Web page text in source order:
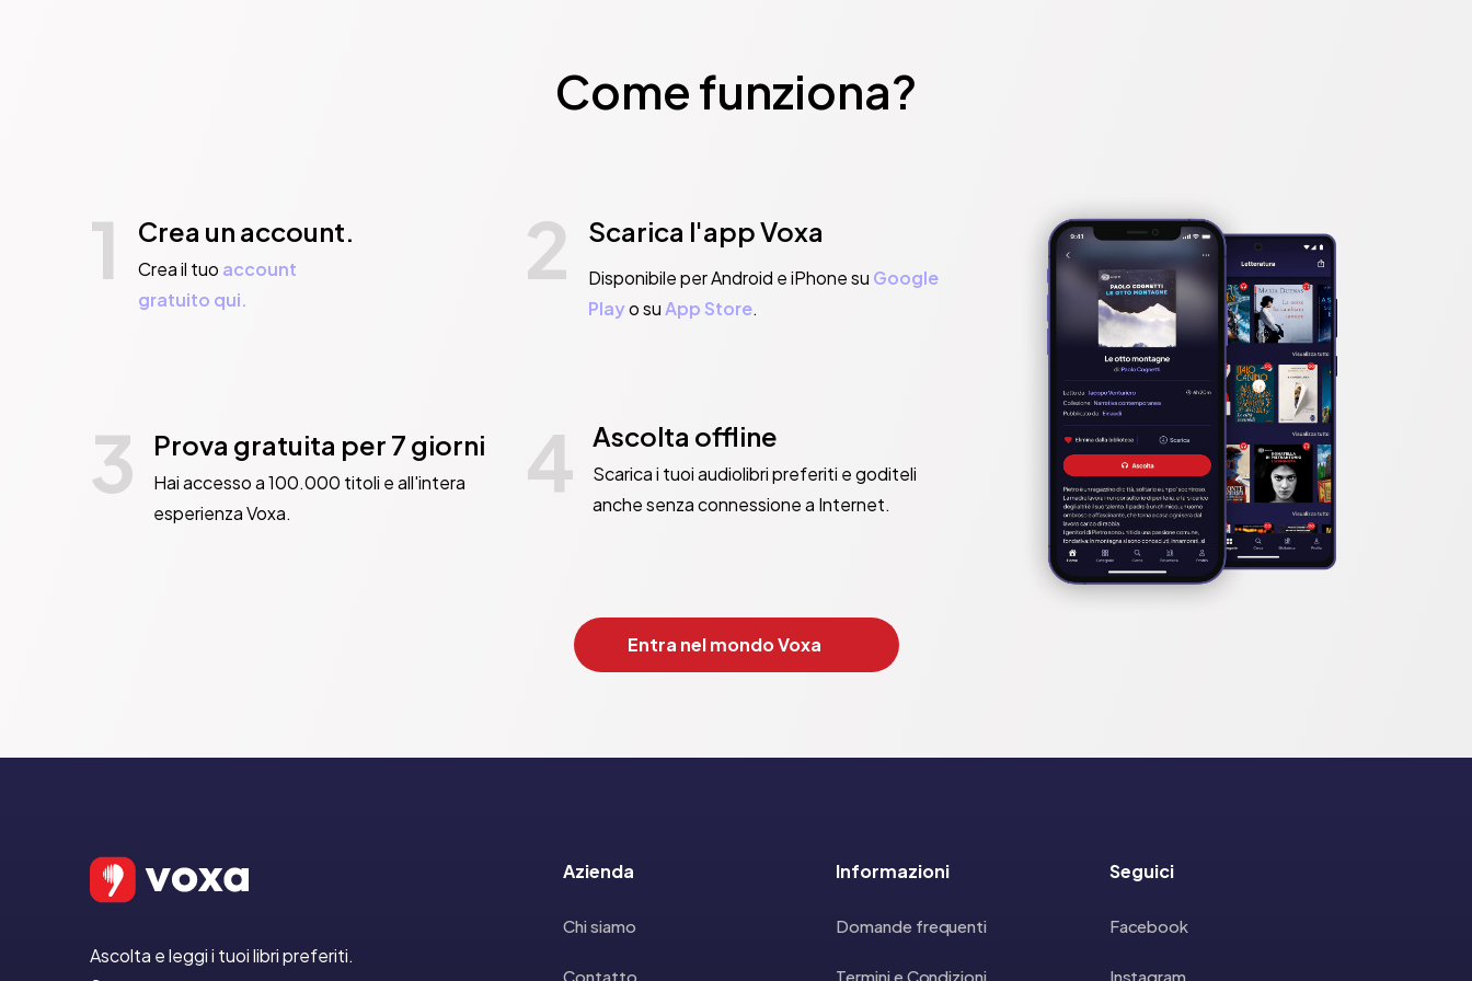
Come funziona?
1 Crea un account.
Crea il tuo account
gratuito qui.
2 Scarica l'app Voxa
Disponibile per Android e iPhone su Google
Playo suApp Store.
3 Prova gratuita per 7 giorni
Hai accesso a 100.000 titoli e all'intera
esperienza Voxa.
4 Ascolta offline
Scarica i tuoi audiolibri preferiti e goditeli
anche senza connessione a Internet.
Entra nel mondo Voxa
Ascolta e leggi i tuoi libri preferiti.
Azienda
Chi siamo
Contatto
Informazioni
Domande frequenti
Termini e Condizioni
Seguici
Facebook
Instagram